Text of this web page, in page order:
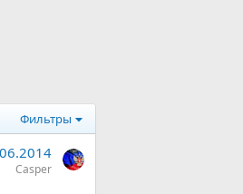
Фильтры
Casper